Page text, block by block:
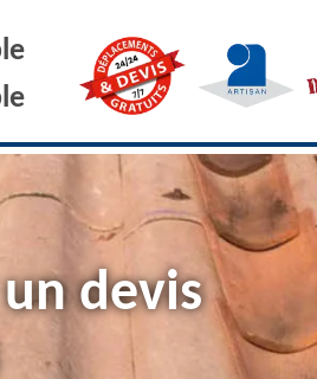
devis